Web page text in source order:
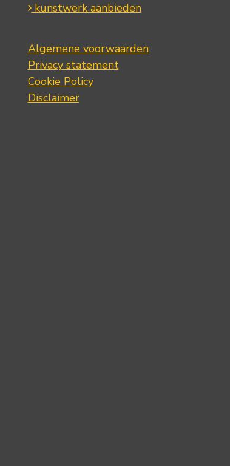
kunstwerk aanbieden
Algemene voorwaarden
Privacy statement
Cookie Policy
Disclaimer